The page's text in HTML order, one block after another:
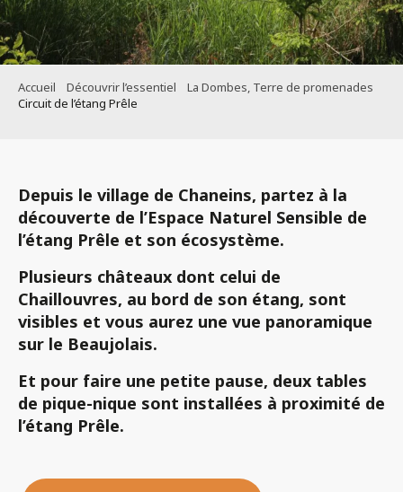
Accueil Découvrir l’essentiel
La Dombes, Terre de promenades
Circuit de l’étang Prêle
Depuis le village de Chaneins, partez à la
découverte de l’Espace Naturel Sensible de
l’étang Prêle et son écosystème.
Plusieurs châteaux dont celui de
Chaillouvres, au bord de son étang, sont
visibles et vous aurez une vue panoramique
sur le Beaujolais.
Et pour faire une petite pause, deux tables
de pique-nique sont installées à proximité de
l’étang Prêle.